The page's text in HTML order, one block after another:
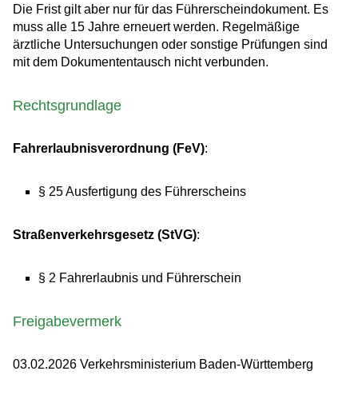
Die Frist gilt aber nur für das Führerscheindokument. Es
muss alle 15 Jahre erneuert werden. Regelmäßige
ärztliche Untersuchungen oder sonstige Prüfungen sind
mit dem Dokumententausch nicht verbunden.
Rechtsgrundlage
Fahrerlaubnisverordnung (FeV):
§ 25 Ausfertigung des Führerscheins
Straßenverkehrsgesetz (StVG):
§ 2 Fahrerlaubnis und Führerschein
Freigabevermerk
03.02.2026 Verkehrsministerium Baden-Württemberg